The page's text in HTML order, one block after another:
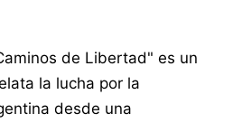
de Libertad" es un
la lucha por la
desde una